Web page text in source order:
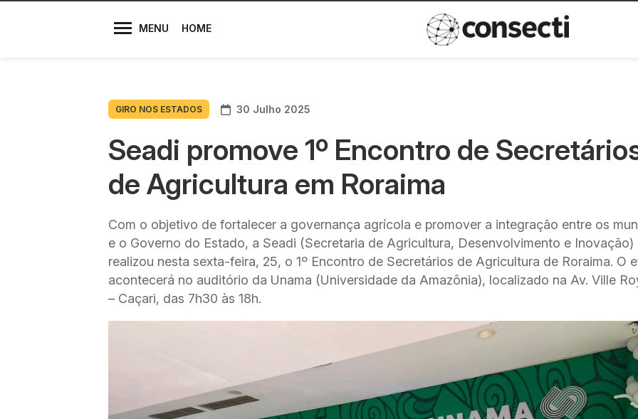
MENU HOME
Diretores
Política de
GIRO NOS ESTADOS 30 Julho 2025
Seadi promove 1º Encontro de
de Agricultura em Roraima
Com o objetivo de fortalecer a governança agrícola e promover a integração entre os
e o Governo do Estado, a Seadi (Secretaria de Agricultura, Desenvolvimento e Inovação)
realizou nesta sexta-feira, 25, o 1º Encontro de Secretários de Agricultura de Roraima. O
acontecerá no auditório da Unama (Universidade da Amazônia), localizado na Av. Ville
– Caçari, das 7h30 às 18h.